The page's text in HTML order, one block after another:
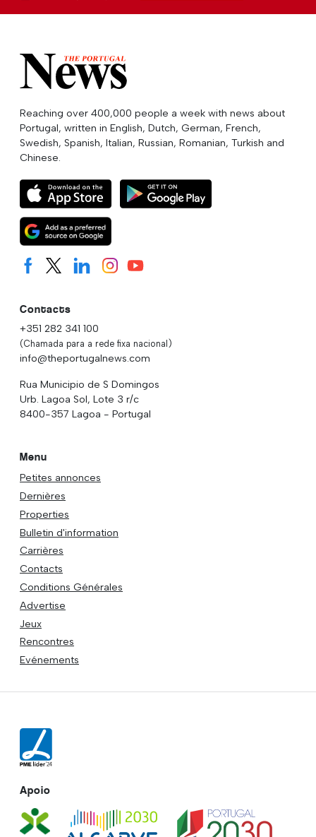
Reaching over 400,000 people a week with news about
Portugal, written in English, Dutch, German, French,
Swedish, Spanish, Italian, Russian, Romanian, Turkish and
Chinese.
Contacts
+351 282 341 100
(Chamada para a rede fixa nacional)
info@theportugalnews.com
Rua Municipio de S Domingos
Urb. Lagoa Sol, Lote 3 r/c
8400-357 Lagoa - Portugal
Menu
Petites annonces
Dernières
Properties
Bulletin d'information
Carrières
Contacts
Conditions Générales
Advertise
Jeux
Rencontres
Evénements
Apoio